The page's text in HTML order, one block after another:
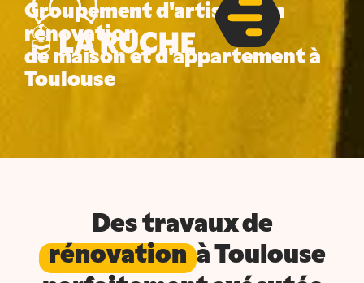
Groupement d'artisans en
rénovation
de maison et d'appartement à
Toulouse
Des travaux de
rénovation à Toulouse